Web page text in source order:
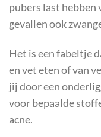
pubers last hebben
gevallen ook
Het is een fabeltje
en vet eten of van
jij door een
voor bepaalde
acne.